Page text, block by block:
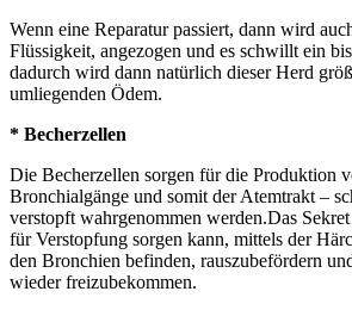
Wenn eine Reparatur passiert, dann wird
Flüssigkeit, angezogen und es schwillt ein
dadurch wird dann natürlich dieser Herd
umliegenden Ödem.
* Becherzellen
Die Becherzellen sorgen für die Produktion
Bronchialgänge und somit der Atemtrakt –
verstopft wahrgenommen werden.Das
für Verstopfung sorgen kann, mittels der
den Bronchien befinden, rauszubefördern
wieder freizubekommen.